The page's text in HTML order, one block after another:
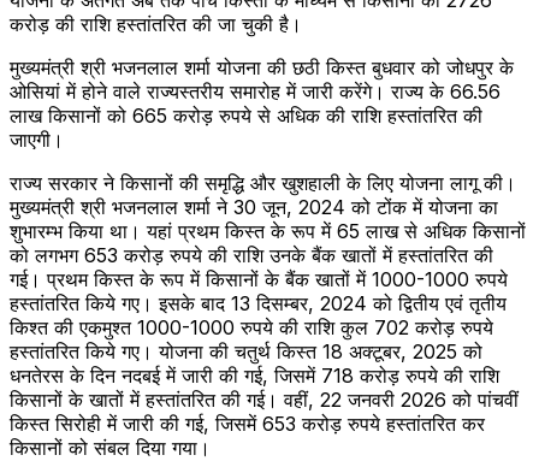
करोड़ की राशि हस्तांतरित की जा चुकी है।
मुख्यमंत्री श्री भजनलाल शर्मा योजना की छठी किस्त बुधवार को जोधपुर के
ओसियां में होने वाले राज्यस्तरीय समारोह में जारी करेंगे। राज्य के 66.56
लाख किसानों को 665 करोड़ रुपये से अधिक की राशि हस्तांतरित की
जाएगी।
राज्य सरकार ने किसानों की समृद्धि और खुशहाली के लिए योजना लागू की।
मुख्यमंत्री श्री भजनलाल शर्मा ने 30 जून, 2024 को टोंक में योजना का
शुभारम्भ किया था। यहां प्रथम किस्त के रूप में 65 लाख से अधिक किसानों
को लगभग 653 करोड़ रुपये की राशि उनके बैंक खातों में हस्तांतरित की
गई। प्रथम किस्त के रूप में किसानों के बैंक खातों में 1000-1000 रुपये
हस्तांतरित किये गए। इसके बाद 13 दिसम्बर, 2024 को द्वितीय एवं तृतीय
किश्त की एकमुश्त 1000-1000 रुपये की राशि कुल 702 करोड़ रुपये
हस्तांतरित किये गए। योजना की चतुर्थ किस्त 18 अक्टूबर, 2025 को
धनतेरस के दिन नदबई में जारी की गई, जिसमें 718 करोड़ रुपये की राशि
किसानों के खातों में हस्तांतरित की गई। वहीं, 22 जनवरी 2026 को पांचवीं
किस्त सिरोही में जारी की गई, जिसमें 653 करोड़ रुपये हस्तांतरित कर
किसानों को संबल दिया गया।